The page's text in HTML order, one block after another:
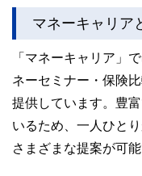
マネーキャリア
「マネーキャリア」
ネーセミナー・保険
提供しています。豊
いるため、一人ひと
さまざまな提案が可能